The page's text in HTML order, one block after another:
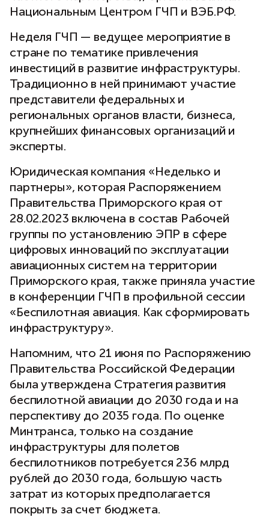
Национальным Центром ГЧП и ВЭБ.РФ.
Неделя ГЧП — ведущее мероприятие в
стране по тематике привлечения
инвестиций в развитие инфраструктуры.
Традиционно в ней принимают участие
представители федеральных и
региональных органов власти, бизнеса,
крупнейших финансовых организаций и
эксперты.
Юридическая компания «Неделько и
партнеры», которая Распоряжением
Правительства Приморского края от
28.02.2023 включена в состав Рабочей
группы по установлению ЭПР в сфере
цифровых инноваций по эксплуатации
авиационных систем на территории
Приморского края, также приняла участие
в конференции ГЧП в профильной сессии
«Беспилотная авиация. Как сформировать
инфраструктуру».
Напомним, что 21 июня по Распоряжению
Правительства Российской Федерации
была утверждена Стратегия развития
беспилотной авиации до 2030 года и на
перспективу до 2035 года. По оценке
Минтранса, только на создание
инфраструктуры для полетов
беспилотников потребуется 236 млрд
рублей до 2030 года, большую часть
затрат из которых предполагается
покрыть за счет бюджета.